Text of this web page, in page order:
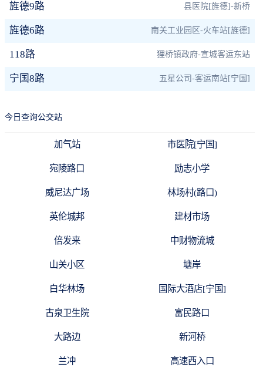
旌德9路 县医院[旌德]-新桥
旌德6路 南关工业园区-火车站[旌德]
118路 狸桥镇政府-宣城客运东站
宁国8路 五星公司-客运南站[宁国]
今日查询公交站
加气站 市医院[宁国]
宛陵路口 励志小学
威尼达广场 林场村(路口)
英伦城邦 建材市场
倍发来 中财物流城
山关小区 塘岸
白华林场 国际大酒店[宁国]
古泉卫生院 富民路口
大路边 新河桥
兰冲 高速西入口